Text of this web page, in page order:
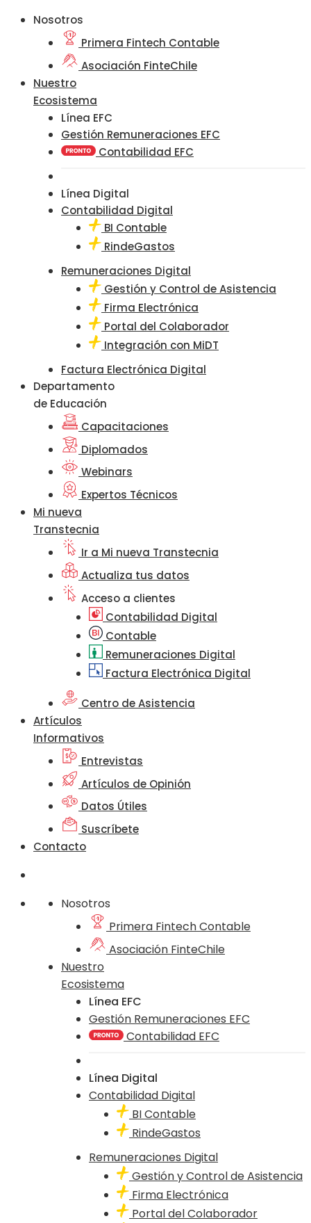
Nosotros
Primera Fintech Contable
Asociación FinteChile
Nuestro
Ecosistema
Línea EFC
Gestión Remuneraciones EFC
Contabilidad EFC
Línea Digital
Contabilidad Digital
BI Contable
RindeGastos
Remuneraciones Digital
Gestión y Control de Asistencia
Firma Electrónica
Portal del Colaborador
Integración con MiDT
Factura Electrónica Digital
Departamento
de Educación
Capacitaciones
Diplomados
Webinars
Expertos Técnicos
Mi nueva
Transtecnia
Ir a Mi nueva Transtecnia
Actualiza tus datos
Acceso a clientes
Contabilidad Digital
Contable
Remuneraciones Digital
Factura Electrónica Digital
Centro de Asistencia
Artículos
Informativos
Entrevistas
Artículos de Opinión
Datos Útiles
Suscríbete
Contacto
Nosotros
Primera Fintech Contable
Asociación FinteChile
Nuestro
Ecosistema
Línea EFC
Gestión Remuneraciones EFC
Contabilidad EFC
Línea Digital
Contabilidad Digital
BI Contable
RindeGastos
Remuneraciones Digital
Gestión y Control de Asistencia
Firma Electrónica
Portal del Colaborador